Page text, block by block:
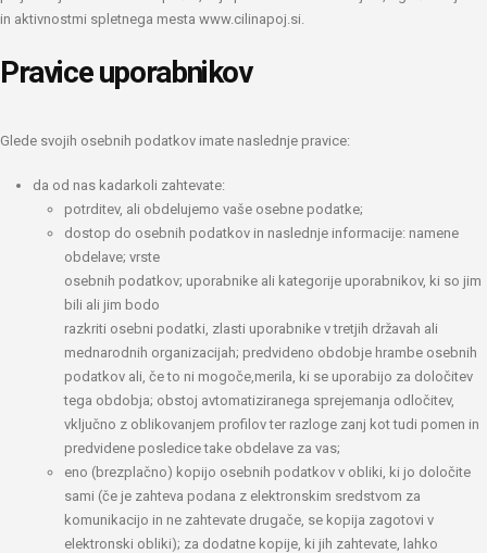
in aktivnostmi spletnega mesta www.cilinapoj.si.
Pravice uporabnikov
Glede svojih osebnih podatkov imate naslednje pravice:
da od nas kadarkoli zahtevate:
potrditev, ali obdelujemo vaše osebne podatke;
dostop do osebnih podatkov in naslednje informacije: namene
obdelave; vrste
osebnih podatkov; uporabnike ali kategorije uporabnikov, ki so jim
bili ali jim bodo
razkriti osebni podatki, zlasti uporabnike v tretjih državah ali
mednarodnih organizacijah; predvideno obdobje hrambe osebnih
podatkov ali, če to ni mogoče,merila, ki se uporabijo za določitev
tega obdobja; obstoj avtomatiziranega sprejemanja odločitev,
vključno z oblikovanjem profilov ter razloge zanj kot tudi pomen in
predvidene posledice take obdelave za vas;
eno (brezplačno) kopijo osebnih podatkov v obliki, ki jo določite
sami (če je zahteva podana z elektronskim sredstvom za
komunikacijo in ne zahtevate drugače, se kopija zagotovi v
elektronski obliki); za dodatne kopije, ki jih zahtevate, lahko